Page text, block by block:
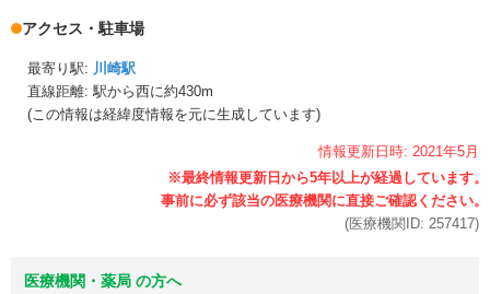
アクセス・駐車場
最寄り駅: 川崎駅
直線距離: 駅から西に約430m
(この情報は経緯度情報を元に生成しています)
情報更新日時: 2021年5月
(医療機関ID: 257417)
医療機関・薬局 の方へ